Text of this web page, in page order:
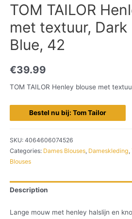
TOM TAILOR
met textuur, Dark
Blue, 42
€39.99
TOM TAILOR Henley blouse met
Bestel nu bij: Tom Tailor
SKU: 4064606074526
Categories: Dames Blouses, Dameskleding,
Blouses
Description
Lange mouw met henley halslijn en